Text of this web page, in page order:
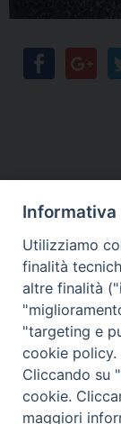
Contatti
Sede Legale
Vico Sant’Anna 1 –
Sede Operativa
Via San Bartolomeo
* Tel. 081.870.17.02
* Cell. 331.50.59.943
* Fax 081.39.01.803
*mail:
Informativa
Utilizziamo
finalità
altre finalità
"targeting e
cookie policy.
Cliccando su
cookie.
maggiori